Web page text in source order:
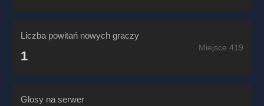
Liczba powitań nowych graczy
1
Miejsce 419
Głosy na serwer